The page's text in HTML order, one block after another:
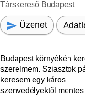
Társkereső Budapest
Üzenet
Budapest környékén
szerelmem. Sziasztok
keresem egy káros
szenvedélyektől